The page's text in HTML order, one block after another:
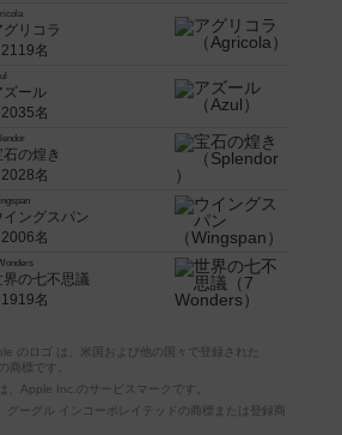
グリコラ
2119名
ズール
2035名
石の煌き
2028名
イングスパン
2006名
界の七不思議
1919名
のロゴ は、米国および他の国々で登録された
商標です。
、Apple Inc.のサービスマークです。
グーグル インコーポレイテッドの商標または登録商